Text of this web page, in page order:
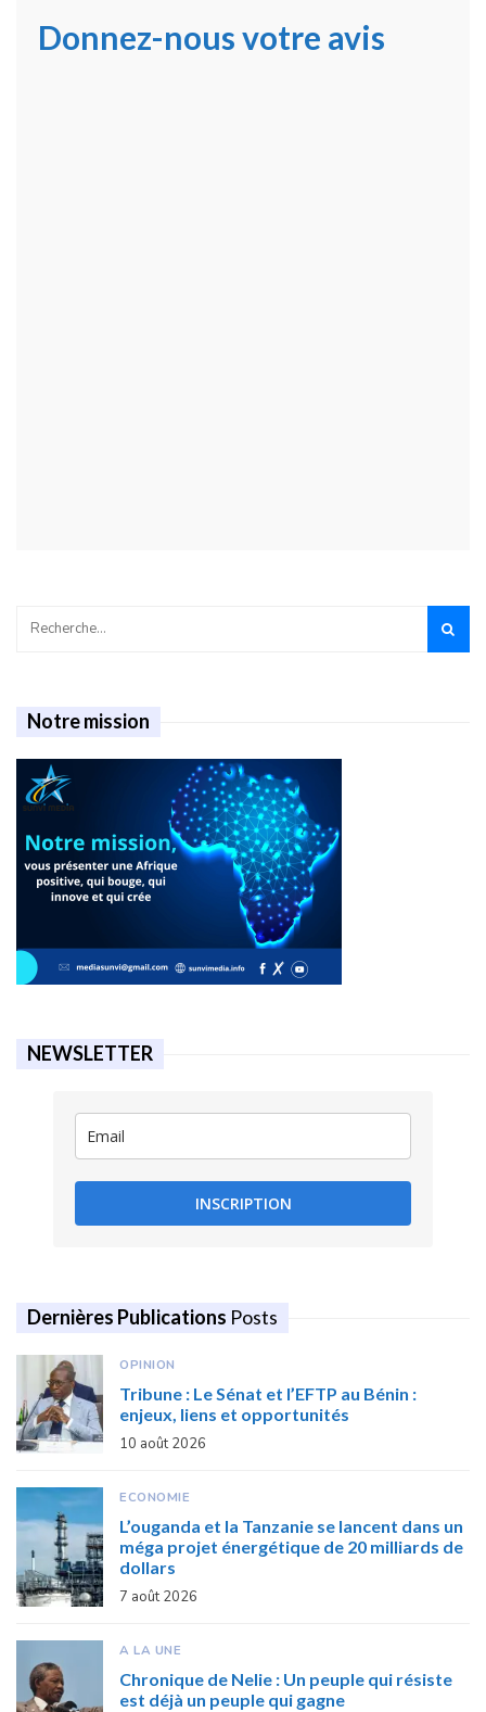
Donnez-nous votre avis
Notre mission
NEWSLETTER
INSCRIPTION
Dernières Publications Posts
OPINION
Tribune : Le Sénat et l’EFTP au Bénin :
enjeux, liens et opportunités
10 août 2026
ECONOMIE
L’ouganda et la Tanzanie se lancent dans un
méga projet énergétique de 20 milliards de
dollars
7 août 2026
A LA UNE
Chronique de Nelie : Un peuple qui résiste
est déjà un peuple qui gagne